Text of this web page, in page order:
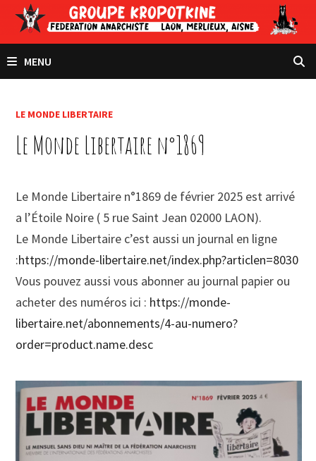
Passer
contenu
MENU
LE MONDE LIBERTAIRE
Le Monde Libertaire n°1869
Le Monde Libertaire n°1869 de février 2025 est arrivé
a l’Étoile Noire ( 5 rue Saint Jean 02000 LAON).
Le Monde Libertaire c’est aussi un journal en ligne
:https://monde-libertaire.net/index.php?articlen=8030
Vous pouvez aussi vous abonner au journal papier ou
acheter des numéros ici : https://monde-
libertaire.net/abonnements/4-au-numero?
order=product.name.desc